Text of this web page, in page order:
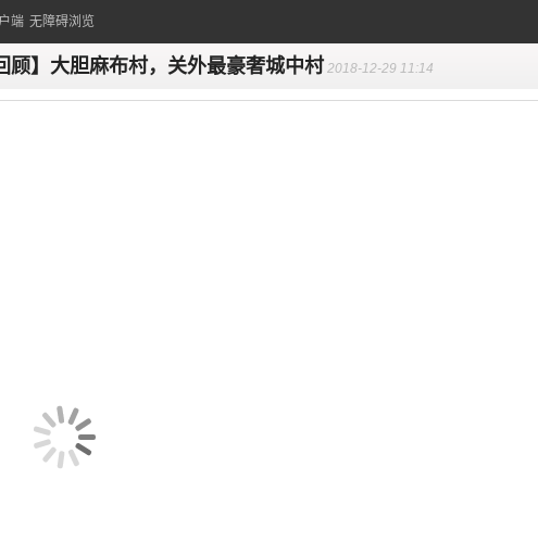
端 无障碍浏览
顾】大胆麻布村，关外最豪奢城中村 2018-12-29 11:14